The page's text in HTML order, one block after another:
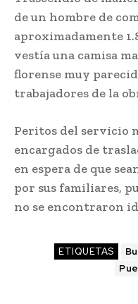
de un hombre de
aproximadamente
vestía una camisa
florense muy
trabajadores de la
Peritos del servicio
encargados de
en espera de que
por sus familiares,
no se encontraron
ETIQUETAS